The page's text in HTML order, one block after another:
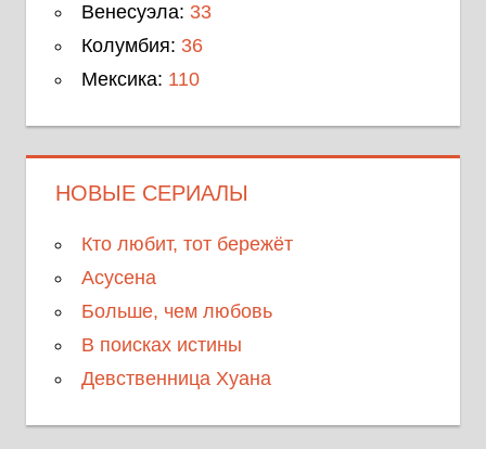
Венесуэла: 33
Колумбия: 36
Мексика: 110
НОВЫЕ СЕРИАЛЫ
Кто любит, тот бережёт
Асусена
Больше, чем любовь
В поисках истины
Девственница Хуана